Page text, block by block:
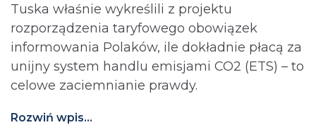
Tuska właśnie wykreślili z projektu
rozporządzenia taryfowego obowiązek
informowania Polaków, ile dokładnie płacą za
unijny system handlu emisjami CO2 (ETS) – to
celowe zaciemnianie prawdy.
Rozwiń wpis...